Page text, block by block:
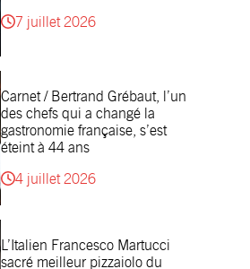
7 juillet 2026
Carnet / Bertrand Grébaut, l’un
des chefs qui a changé la
gastronomie française, s’est
éteint à 44 ans
4 juillet 2026
L’Italien Francesco Martucci
sacré meilleur pizzaiolo du